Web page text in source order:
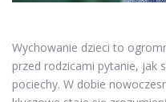
Wychowanie dzieci to
przed rodzicami pytanie, jak
pociechy. W dobie